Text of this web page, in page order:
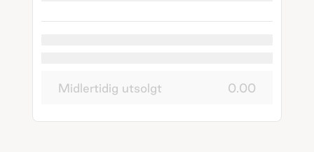
Midlertidig utsolgt 0.00